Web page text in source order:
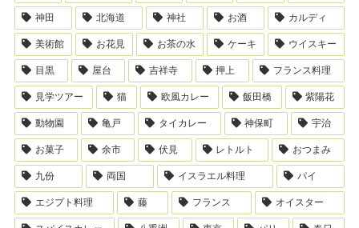
神田 北海道 神社 お酒 カルディ
美術館 お花見 お茶の水 ケーキ ウイスキー
目黒 屋台 吉祥寺 押上 フランス料理
見学ツアー 猫 欧風カレー 飯田橋 紫陽花
動物園 亀戸 タイカレー 神保町 宇治
お菓子 余市 伏見 レトルト おつまみ
九份 両国 イスラエル料理 パイ
エジプト料理 藤 フランス オイスター